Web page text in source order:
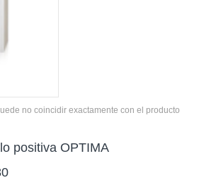
no coincidir exactamente con el producto
positiva OPTIMA